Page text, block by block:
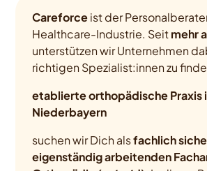
Careforceist der
Healthcare-Industrie. Seitmehr
unterstützen wir Unternehmen
richtigen Spezialist:innen zu
etablierte orthopädische Praxis
Niederbayern
suchen wir Dich alsfachlich
eigenständig arbeitenden